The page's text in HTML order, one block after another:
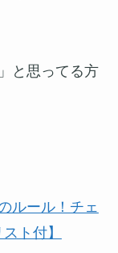
と思ってる方
ルール！チェ
ト付】